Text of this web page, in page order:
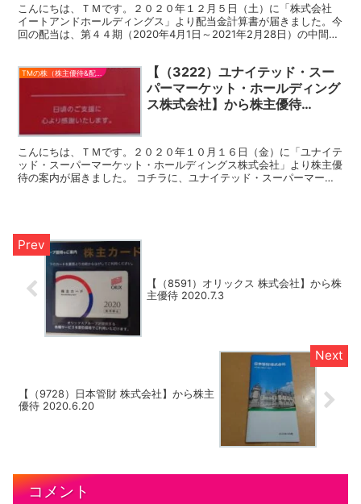
こんにちは、ＴＭです。２０２０年１２月５日（土）に「株式会社
イートアンドホールディングス」より配当金計算書が届きました。今
回の配当は、第４４期（2020年4月1日～2021年2月28日）の中間配
TMの株（株主優待&配当）
【（3222）ユナイテッド・スー
パーマーケット・ホールディング
ス株式会社】から株主優待
こんにちは、ＴＭです。２０２０年１０月１６日（金）に「ユナイテ
ッド・スーパーマーケット・ホールディングス株式会社」より株主優
待の案内が届きました。 コチラに、ユナイテッド・スーパーマーケ
【（8591）オリックス 株式会社】から株
主優待 2020.7.3
【（9728）日本管財 株式会社】から株主
優待 2020.6.20
コメント